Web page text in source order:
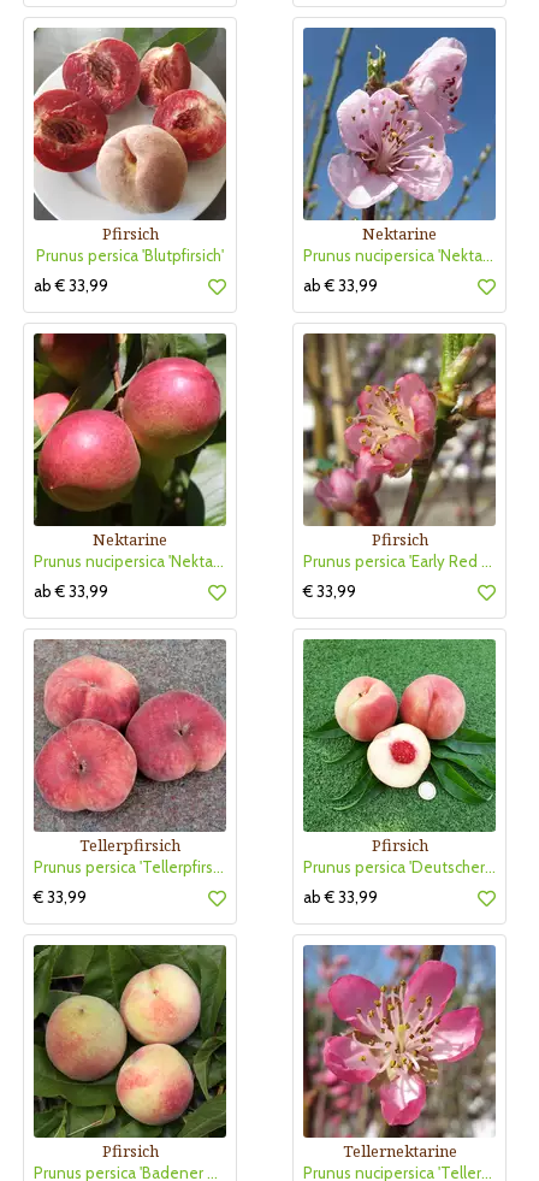
Pfirsich
Prunus persica 'Blutpfirsich'
ab € 33,99
Nektarine
Prunus nucipersica 'Nektarose'
ab € 33,99
Nektarine
Prunus nucipersica 'Nektared 6'
ab € 33,99
Pfirsich
Prunus persica 'Early Red Haven'
€ 33,99
Tellerpfirsich
Prunus persica 'Tellerpfirsich Bianca'
€ 33,99
Pfirsich
Prunus persica 'Deutscher Riesenpfirsich'
ab € 33,99
Pfirsich
Prunus persica 'Badener Weingartenpfirsich'
Tellernektarine
Prunus nucipersica 'Tellernektarine Weißer Sandwich'